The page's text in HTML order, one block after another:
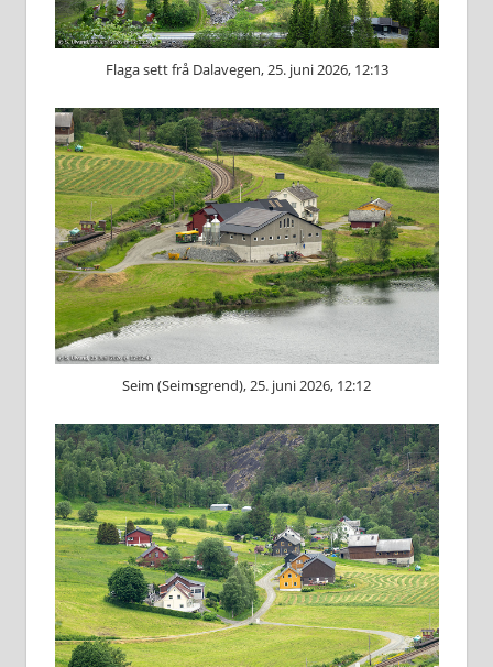
Flaga sett frå Dalavegen, 25. juni 2026, 12:13
Seim (Seimsgrend), 25. juni 2026, 12:12